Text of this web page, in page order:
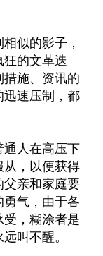
似的影子，
狂的文革迭
施、资讯的
迅速压制，都
通人在高压下
从，以便获得
父亲和家庭要
气，由于各
，糊涂者是
叫不醒。